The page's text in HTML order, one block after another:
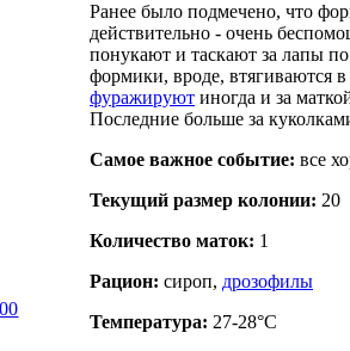
Ранее было подмечено, что
действительно - очень
понукают и таскают за лапы
формики, вроде, втягиваются
фуражируют иногда и за
Последние больше за
Самое важное событие: все
Текущий размер кoлонии: 20
Количество маток: 1
Рацион: сироп, дрозофилы
Температура: 27-28°C